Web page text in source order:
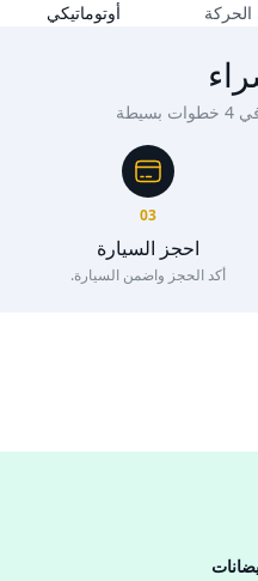
الحركة أوتوماتيكي
03
احجز السيارة
أكد الحجز واضمن السيارة.